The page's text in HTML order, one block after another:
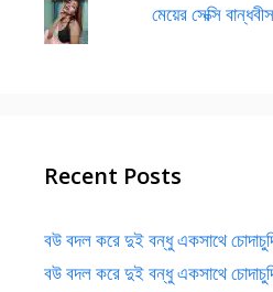
মেয়ের সেক্সি
Recent Posts
বউ বদল করে দুই বন্ধু একসাথে
বউ বদল করে দুই বন্ধু একসাথে